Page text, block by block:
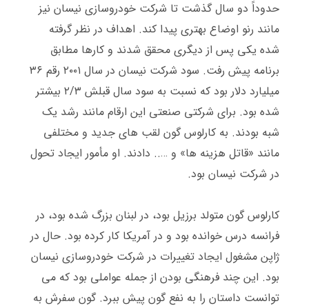
حدوداً دو سال گذشت تا شرکت خودروسازی نیسان نیز
مانند رنو اوضاع بهتری پیدا کند. اهداف در نظر گرفته
شده یکی پس از دیگری محقق شدند و کارها مطابق
برنامه پیش رفت.
سود شرکت نیسان در سال ۲۰۰۱ رقم ۳۶
میلیارد دلار بود که نسبت به سود سال قبلش ۲ / ۳ بیشتر
شده بود. برای شرکتی صنعتی این ارقام مانند رشد یک
شبه بودند. به کارلوس گون لقب های جدید و مختلفی
مانند «قاتل هزینه ها» و ….. دادند. او مأمور ایجاد تحول
در شرکت نیسان بود.
کارلوس گون متولد برزیل بود، در لبنان بزرگ شده بود، در
فرانسه درس خوانده بود و در آمریکا کار کرده بود. حال در
ژاپن مشغول ایجاد تغییرات در شرکت خودروسازی نیسان
بود. این چند فرهنگی بودن از جمله عواملی بود که می
توانست داستان را به نفع گون پیش ببرد.گون سفرش به